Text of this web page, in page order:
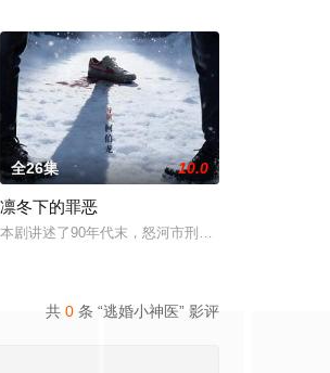
妻离奇死亡的真相。两人联手查出诈骗团伙头
害者；临终前与遗憾和解的“无用之人”；共享同
）与吴老狗（曾舜晞 饰）强强联手，携手霍仙姑
全26集 10.0
凛冬下的罪恶
本剧讲述了90年代末，怒河市刑侦支队在无普及监
共 0 条 “逃婚小神医” 影评